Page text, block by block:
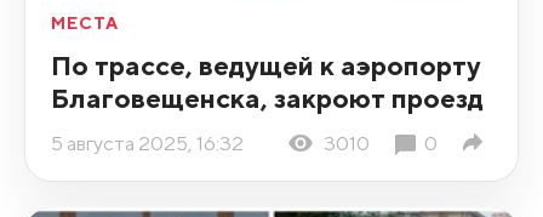
МЕСТА
По трассе, ведущей к аэропорту
Благовещенска, закроют проезд
5 августа 2025, 16:32 3010 0